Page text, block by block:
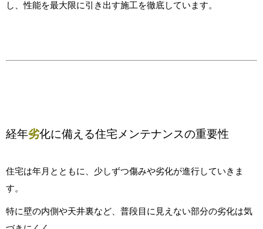
し、性能を最大限に引き出す施工を徹底しています。
経年劣化に備える住宅メンテナンスの重要性
住宅は年月とともに、少しずつ傷みや劣化が進行していきま
す。
特に壁の内側や天井裏など、普段目に見えない部分の劣化は気